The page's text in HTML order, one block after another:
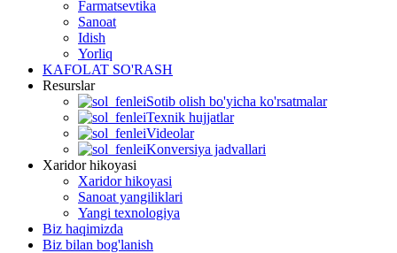
Farmatsevtika
Sanoat
Idish
Yorliq
KAFOLAT SO'RASH
Resurslar
Sotib olish bo'yicha ko'rsatmalar
Texnik hujjatlar
Videolar
Konversiya jadvallari
Xaridor hikoyasi
Xaridor hikoyasi
Sanoat yangiliklari
Yangi texnologiya
Biz haqimizda
Biz bilan bog'lanish